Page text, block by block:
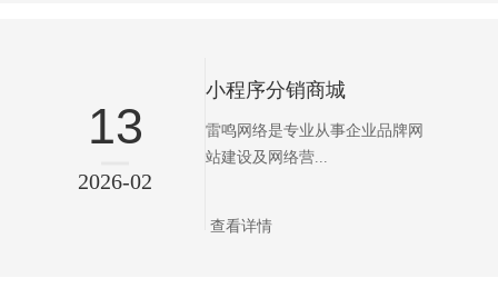
13
2026-02
小程序分销商城
雷鸣网络是专业从事企业品牌网
站建设及网络营...
查看详情